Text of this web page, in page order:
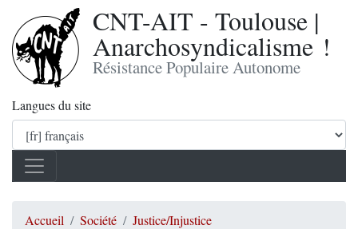
CNT-AIT - Toulouse |
Anarchosyndicalisme !
Résistance Populaire Autonome
Langues du site
Accueil Société Justice/Injustice